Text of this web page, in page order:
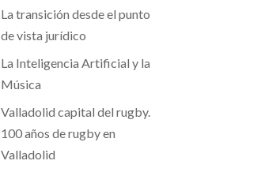
La transición desde el punto
de vista jurídico
La Inteligencia Artificial y la
Música
Valladolid capital del rugby.
100 años de rugby en
Valladolid